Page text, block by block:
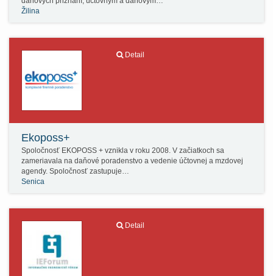
Žilina
Detail
Ekoposs+
Spoločnosť EKOPOSS + vznikla v roku 2008. V začiatkoch sa
zameriavala na daňové poradenstvo a vedenie účtovnej a mzdovej
agendy. Spoločnosť zastupuje…
Senica
Detail